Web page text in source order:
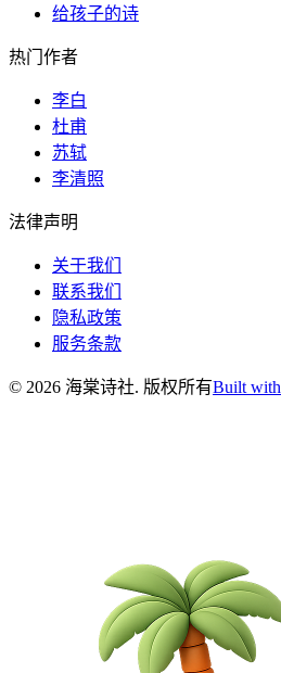
给孩子的诗
热门作者
李白
杜甫
苏轼
李清照
法律声明
关于我们
联系我们
隐私政策
服务条款
© 2026 海棠诗社. 版权所有Built with